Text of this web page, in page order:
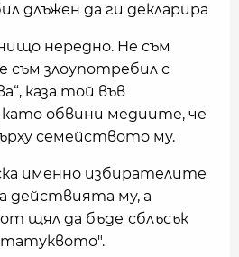
длъжен да ги декларира
нередно. Не съм
съм злоупотребил с
каза той във
обвини медиите, че
семейството му.
именно избирателите
действията му, а
щял да бъде сблъсък